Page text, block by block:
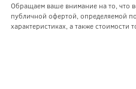
Обращаем ваше внимание на то, что
публичной офертой, определяемой
характеристиках, а также